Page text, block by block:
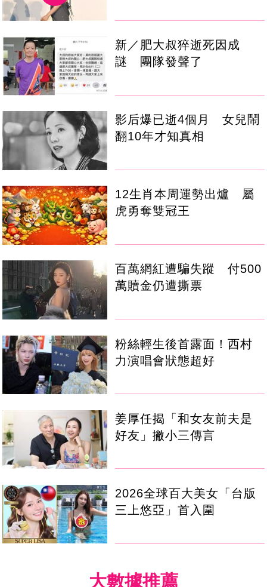
新／肥大叔猝逝死因成
謎 團隊發聲了
影后爆已逝4個月 女兒鬧
翻10年才知真相
12生肖本周運勢出爐 屬
虎勇奪雙冠王
百萬網紅遭騙失蹤 付500
萬贖金仍遭撕票
粉絲輕生後首露面！西村
力演唱會狀態超好
姜厚任揭「和女友前夫是
好友」撇小三傳言
2026全球百大美女「台版
三上悠亞」首入圍
大數據推薦